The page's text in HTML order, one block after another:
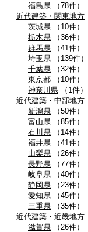
福島県 （78件）
近代建築・関東地方
茨城県 （10件）
栃木県 （36件）
群馬県 （41件）
埼玉県 （139件）
千葉県 （32件）
東京都 （10件）
神奈川県 （1件）
近代建築・中部地方
新潟県 （50件）
富山県 （85件）
石川県 （14件）
福井県 （41件）
山梨県 （26件）
長野県 （77件）
岐阜県 （40件）
静岡県 （23件）
愛知県 （45件）
三重県 （35件）
近代建築・近畿地方
滋賀県 （26件）